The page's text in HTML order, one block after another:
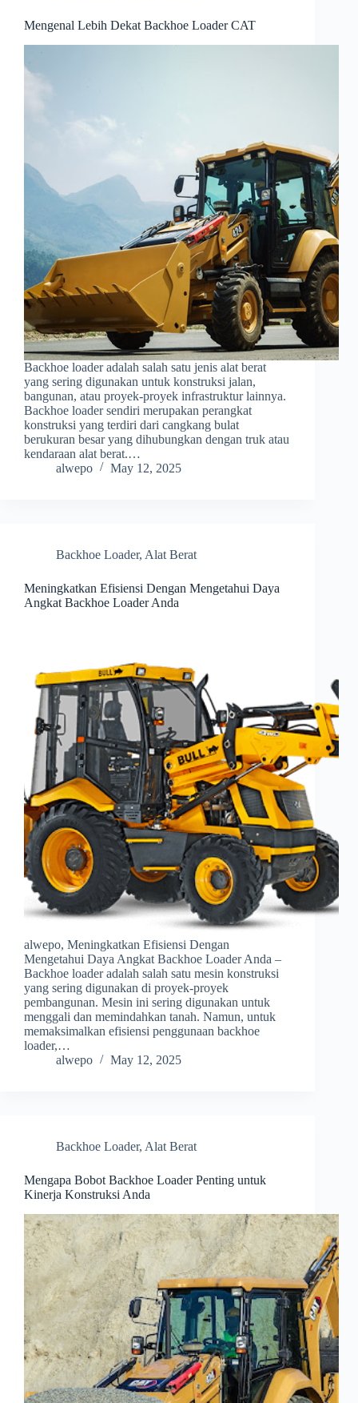
Mengenal Lebih Dekat Backhoe Loader CAT
Backhoe loader adalah salah satu jenis alat berat
yang sering digunakan untuk konstruksi jalan,
bangunan, atau proyek-proyek infrastruktur lainnya.
Backhoe loader sendiri merupakan perangkat
konstruksi yang terdiri dari cangkang bulat
berukuran besar yang dihubungkan dengan truk atau
kendaraan alat berat.…
alwepo
May 12, 2025
Backhoe Loader, Alat Berat
Meningkatkan Efisiensi Dengan Mengetahui Daya
Angkat Backhoe Loader Anda
alwepo, Meningkatkan Efisiensi Dengan
Mengetahui Daya Angkat Backhoe Loader Anda –
Backhoe loader adalah salah satu mesin konstruksi
yang sering digunakan di proyek-proyek
pembangunan. Mesin ini sering digunakan untuk
menggali dan memindahkan tanah. Namun, untuk
memaksimalkan efisiensi penggunaan backhoe
loader,…
alwepo
May 12, 2025
Backhoe Loader, Alat Berat
Mengapa Bobot Backhoe Loader Penting untuk
Kinerja Konstruksi Anda